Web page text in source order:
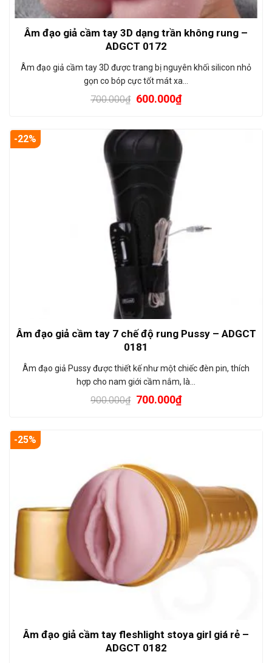
Âm đạo giả cầm tay 3D dạng trần không rung –
ADGCT 0172
Âm đạo giả cầm tay 3D được trang bị nguyên khối silicon nhỏ
gọn co bóp cực tốt mát xa…
700.000₫ 600.000₫
-22%
Âm đạo giả cầm tay 7 chế độ rung Pussy – ADGCT
0181
Âm đạo giả Pussy được thiết kế như một chiếc đèn pin, thích
hợp cho nam giới cầm nắm, là…
900.000₫ 700.000₫
-25%
Âm đạo giả cầm tay fleshlight stoya girl giá rẻ –
ADGCT 0182